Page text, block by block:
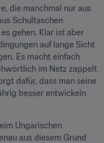
die manchmal nur aus
Schultaschen
gehen. Klar ist aber
auf lange Sicht
Es macht einfach
im Netz zappelt
dafür, dass man seine
besser entwickeln
Ungarischen
aus diesem Grund